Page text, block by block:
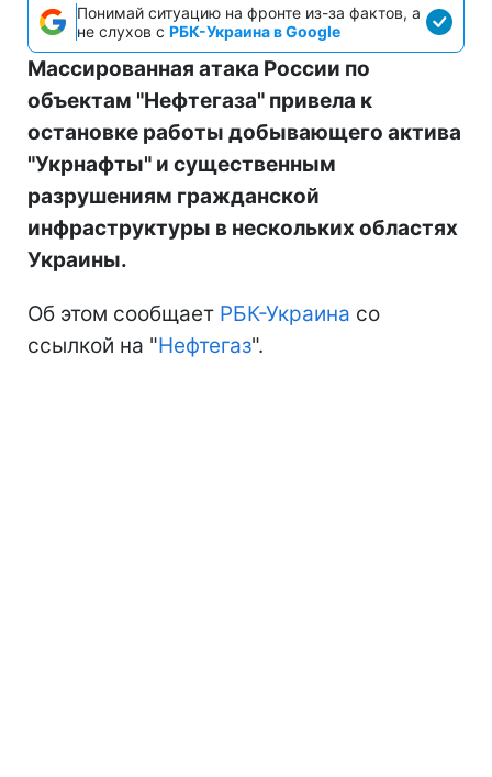
Понимай ситуацию на фронте из-за фактов, а
не слухов с РБК-Украина в Google
Массированная атака России по
объектам "Нефтегаза" привела к
остановке работы добывающего актива
"Укрнафты" и существенным
разрушениям гражданской
инфраструктуры в нескольких областях
Украины.
Об этом сообщает РБК-Украина со
ссылкой на "Нефтегаз".